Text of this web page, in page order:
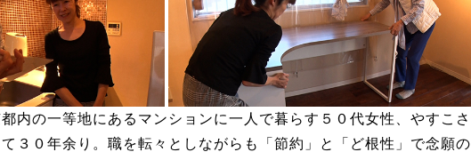
内の一等地にあるマンションに一人で暮らす５０代女性、やすこさ
３０年余り。職を転々としながらも「節約」と「ど根性」で念願の